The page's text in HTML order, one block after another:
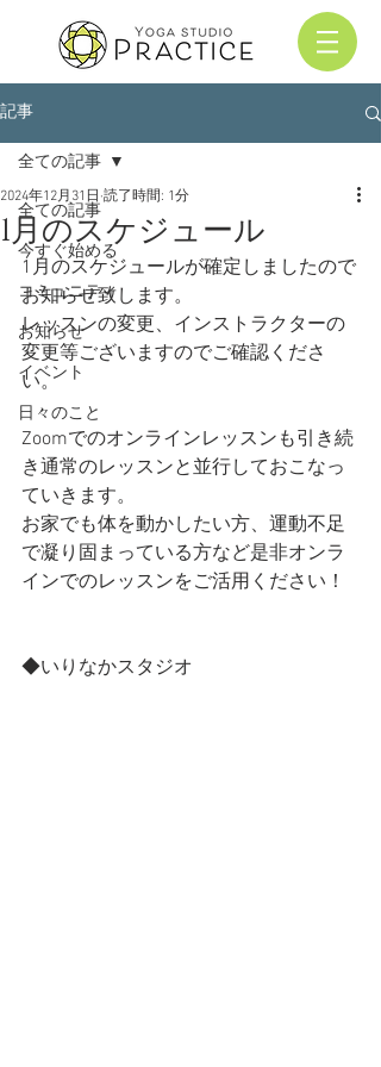
記事
全ての記事
今すぐ始める
コミュニティ
お知らせ
イベント
日々のこと
全ての記事
1月のスケジュール
2024年12月31日 読了時間: 1分
1月のスケジュールが確定しましたので
お知らせ致します。
レッスンの変更、インストラクターの
変更等ございますのでご確認くださ
い。
Zoomでのオンラインレッスンも引き続
き通常のレッスンと並行しておこなっ
ていきます。
お家でも体を動かしたい方、運動不足
で凝り固まっている方など是非オンラ
インでのレッスンをご活用ください！
◆いりなかスタジオ